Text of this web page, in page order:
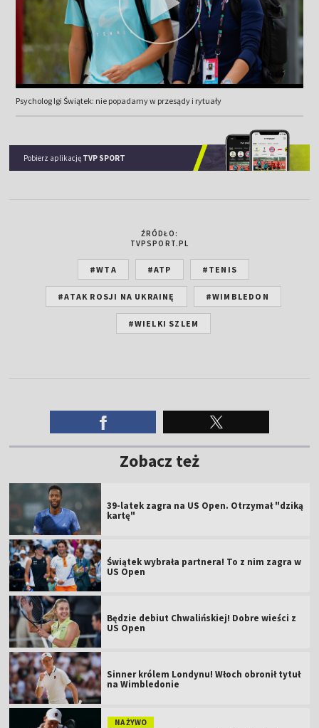
Psycholog Igi Świątek: nie popadamy w przesądy i rytuały
Pobierz aplikację TVP SPORT
ŹRÓDŁO:
TVPSPORT.PL
#WTA #ATP #TENIS
#ATAK ROSJI NA UKRAINĘ #WIMBLEDON
#WIELKI SZLEM
Zobacz też
39-latek zagra na US Open. Otrzymał "dziką
kartę"
Świątek wybrała partnera! To z nim zagra w
US Open
Będzie debiut Chwalińskiej! Dobre wieści z
US Open
Sinner królem Londynu! Włoch obronił tytuł
na Wimbledonie
NA ŻYWO